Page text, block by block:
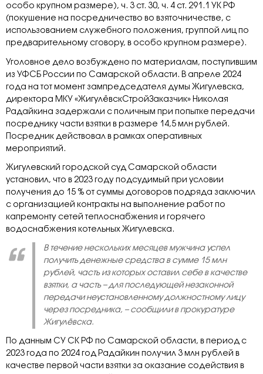
особо крупном размере), ч. 3 ст. 30, ч. 4 ст. 291.1 УК РФ
(покушение на посредничество во взяточничестве, с
использованием служебного положения, группой лиц по
предварительному сговору, в особо крупном размере).
Уголовное дело возбуждено по материалам, поступившим
из УФСБ России по Самарской области. В апреле 2024
года на тот момент зампредседателя думы Жигулевска,
директора МКУ «ЖигулёвскСтройЗаказчик» Николая
Радайкина задержали с поличным при попытке передачи
посреднику части взятки в размере 14,5 млн рублей.
Посредник действовал в рамках оперативных
мероприятий.
Жигулевский городской суд Самарской области
установил, что в 2023 году подсудимый при условии
получения до 15 % от суммы договоров подряда заключил
с организацией контракты на выполнение работ по
капремонту сетей теплоснабжения и горячего
водоснабжения котельных Жигулевска.
В течение нескольких месяцев мужчина успел
получить денежные средства в сумме 15 млн
рублей, часть из которых оставил себе в качестве
взятки, а часть – для последующей незаконной
передачи неустановленному должностному лицу
через посредника, – сообщили в прокуратуре
Жигулёвска.
По данным СУ СК РФ по Самарской области, в период с
2023 года по 2024 год Радайкин получил 3 млн рублей в
качестве первой части взятки за оказание содействия в